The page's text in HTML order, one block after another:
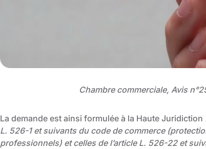
Chambre commerciale, Avis
La demande est ainsi formulée à la Haute Juridiction
L. 526-1 et suivants du code de commerce
professionnels) et celles de l’article L. 526-22 et